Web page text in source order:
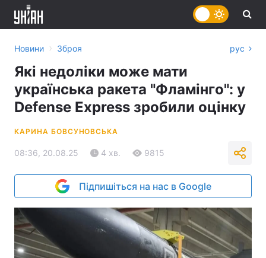
Новини › Зброя рус
Які недоліки може мати
українська ракета "Фламінго": у
Defense Express зробили оцінку
КАРИНА БОВСУНОВСЬКА
08:36, 20.08.25 4 хв. 9815
Підпишіться на нас в Google